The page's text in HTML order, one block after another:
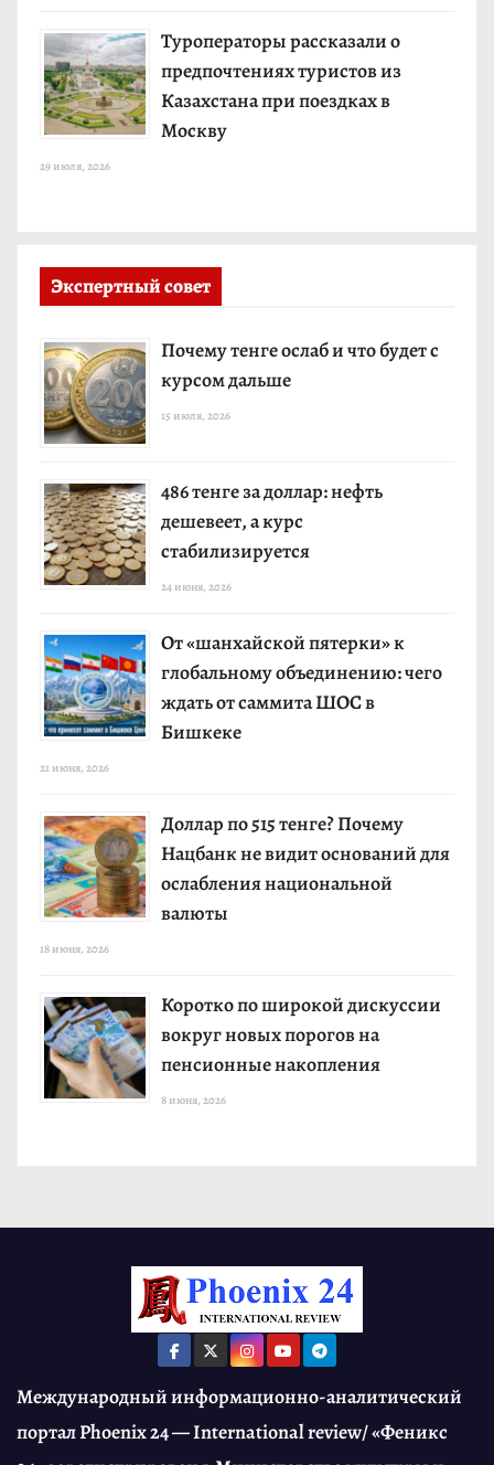
Туроператоры рассказали о
предпочтениях туристов из
Казахстана при поездках в
Москву
29 июля, 2026
Экспертный совет
Почему тенге ослаб и что будет с
курсом дальше
15 июля, 2026
486 тенге за доллар: нефть
дешевеет, а курс
стабилизируется
24 июня, 2026
От «шанхайской пятерки» к
глобальному объединению: чего
ждать от саммита ШОС в
Бишкеке
21 июня, 2026
Доллар по 515 тенге? Почему
Нацбанк не видит оснований для
ослабления национальной
валюты
18 июня, 2026
Коротко по широкой дискуссии
вокруг новых порогов на
пенсионные накопления
8 июня, 2026
Международный информационно-аналитический
портал Phoenix 24 — International review/ «Феникс